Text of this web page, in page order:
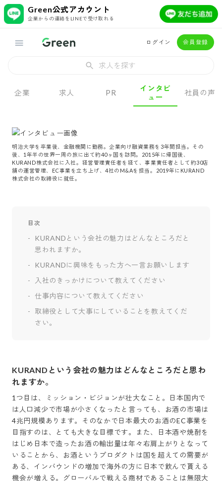
Green公式アカウント
企業からの連絡をLINEで受け取れる
ログイン 会員登録
求人を探す
企業 求人 PR
インタビ
ュー
社員の声
明治大学を卒業後、金融機関に勤務。企業向け融資業務を3年間担当。その
後、1年半の世界一周の旅に出て約40ヶ国を訪問。2015年に帰国後、
KURAND株式会社に入社。経営管理責任者を経て、事業責任者として約30店
舗の運営管理、EC事業を立ち上げ、4社のM&Aを担当。2019年にKURAND
株式会社の取締役に就任。
目次
KURANDという会社の魅力はどんなところだと
思われますか。
KURANDに興味をもった方へ一言お願いします
入社のきっかけについて教えてください
仕事内容について教えてください
取締役として大事にしていることを教えてくだ
さい。
KURANDという会社の魅力はどんなところだと思わ
れますか。
1つ目は、ミッション・ビジョンが壮大なこと。日本国内で
は人口減少で市場が小さくなったと言っても、お酒の市場は
4兆円規模あります。そのなかで日本最大のお酒のEC事業を
目指すのは、とても大きな目標です。また、日本酒や焼酎を
はじめ日本で造ったお酒の輸出量は年々右肩上がりとなって
いることから、お酒というプロダクトは国を超えての需要が
ある、インバウンドの増加で海外の方に日本で飲んで貰える
機会が増える。グローバルで戦える商材であることは無限大